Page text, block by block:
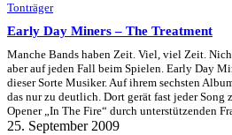
Tonträger
Early Day Miners – The Treatment
Manche Bands haben Zeit. Viel, viel Zeit.
aber auf jeden Fall beim Spielen. Early Day
dieser Sorte Musiker. Auf ihrem sechsten
das nur zu deutlich. Dort gerät fast jeder
Opener „In The Fire“ durch unterstützenden
25. September 2009